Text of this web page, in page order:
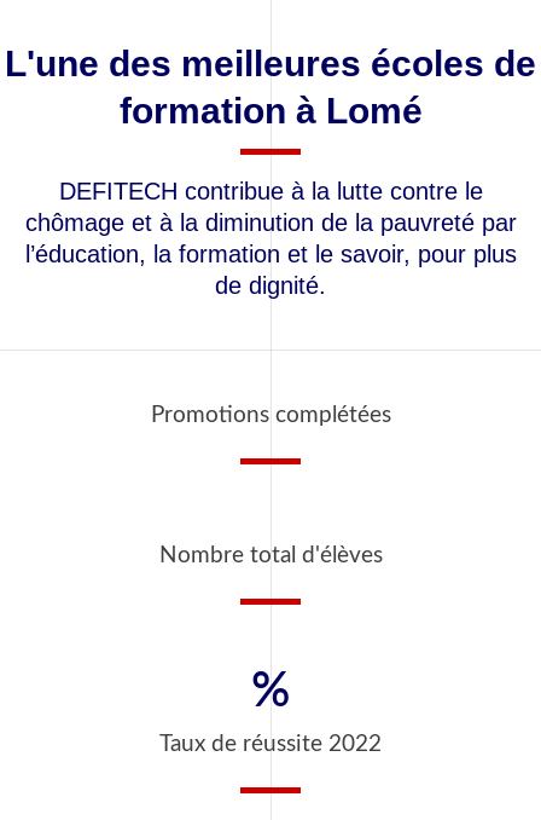
L'une des meilleures écoles de
formation à Lomé
DEFITECH contribue à la lutte contre le
chômage et à la diminution de la pauvreté par
l’éducation, la formation et le savoir, pour plus
de dignité.
Promotions complétées
Nombre total d'élèves
Taux de réussite 2022
%